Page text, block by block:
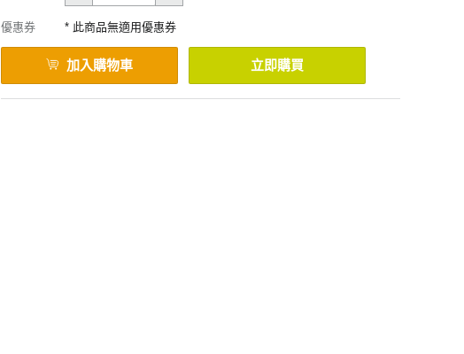
優惠券 * 此商品無適用優惠券
加入購物車 立即購買